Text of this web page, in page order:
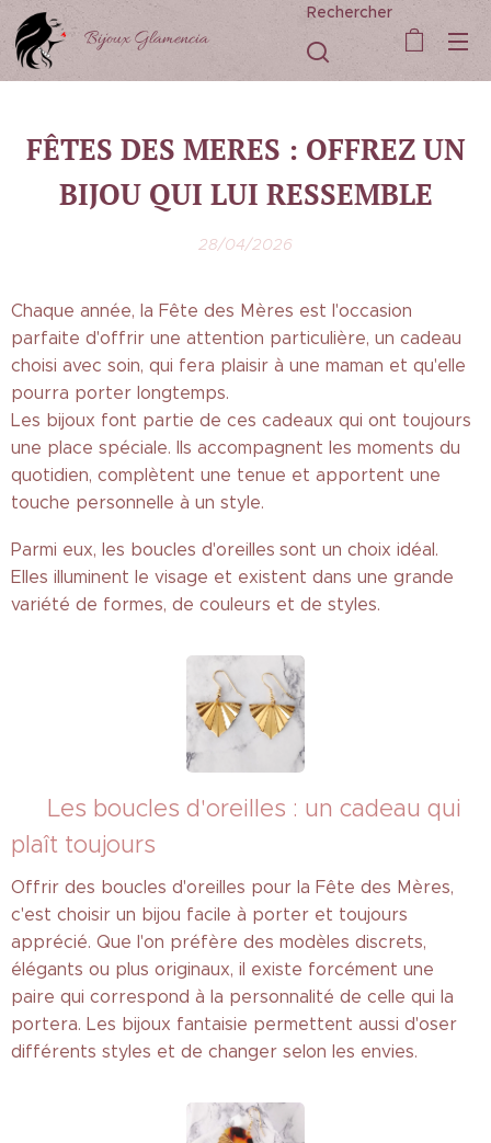
Bijoux Glamencia
Rechercher
FÊTES DES MERES : OFFREZ UN
BIJOU QUI LUI RESSEMBLE
28/04/2026
Chaque année, la Fête des Mères est l'occasion
parfaite d'offrir une attention particulière, un cadeau
choisi avec soin, qui fera plaisir à une maman et qu'elle
pourra porter longtemps.
Les bijoux font partie de ces cadeaux qui ont toujours
une place spéciale. Ils accompagnent les moments du
quotidien, complètent une tenue et apportent une
touche personnelle à un style.
Parmi eux, les boucles d'oreilles sont un choix idéal.
Elles illuminent le visage et existent dans une grande
variété de formes, de couleurs et de styles.
✨ Les boucles d'oreilles : un cadeau qui
plaît toujours
Offrir des boucles d'oreilles pour la Fête des Mères,
c'est choisir un bijou facile à porter et toujours
apprécié. Que l'on préfère des modèles discrets,
élégants ou plus originaux, il existe forcément une
paire qui correspond à la personnalité de celle qui la
portera. Les bijoux fantaisie permettent aussi d'oser
différents styles et de changer selon les envies.